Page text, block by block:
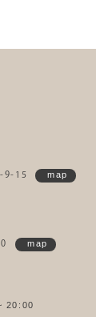
9-15 map
map
20:00